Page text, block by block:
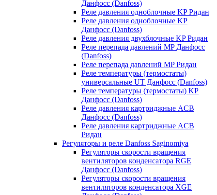
Данфосс (Danfoss)
Реле давления одноблочные KP Ридан
Реле давления одноблочные KP
Данфосс (Danfoss)
Реле давления двухблочные KP Ридан
Реле перепада давлений MP Данфосс
(Danfoss)
Реле перепада давлений MP Ридан
Реле температуры (термостаты)
универсальные UT Данфосс (Danfoss)
Реле температуры (термостаты) KP
Данфосс (Danfoss)
Реле давления картриджные ACB
Данфосс (Danfoss)
Реле давления картриджные ACB
Ридан
Регуляторы и реле Danfoss Saginomiya
Регуляторы скорости вращения
вентиляторов конденсатора RGE
Данфосс (Danfoss)
Регуляторы скорости вращения
вентиляторов конденсатора XGE